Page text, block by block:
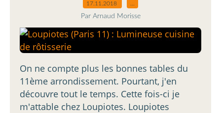
17.11.2018
Par Arnaud Morisse
On ne compte plus les bonnes tables du
11ème arrondissement. Pourtant, j'en
découvre tout le temps. Cette fois-ci je
m'attable chez Loupiotes. Loupiotes